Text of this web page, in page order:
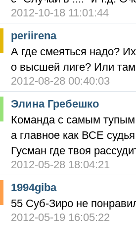
2012-10-18 11:01:44
periirena
А где смеяться надо?
о высшей лиге? Или
2012-08-28 00:40:03
Элина Гребешко
Команда с самым
а главное как ВСЕ
Гусман где твоя
2012-05-28 18:04:21
1994giba
55 Суб-Зиро не
2012-05-19 16:05:22